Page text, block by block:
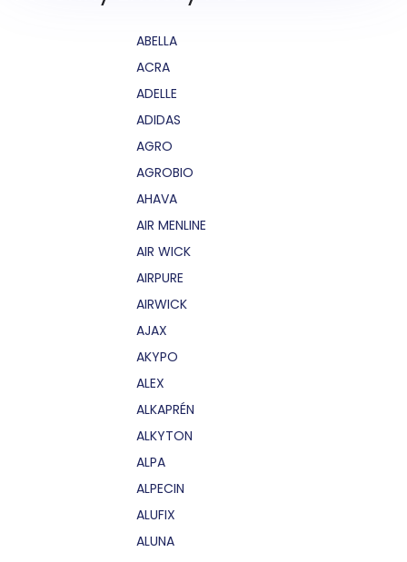
ABELLA
ACRA
ADELLE
ADIDAS
AGRO
AGROBIO
AHAVA
AIR MENLINE
AIR WICK
AIRPURE
AIRWICK
AJAX
AKYPO
ALEX
ALKAPRÉN
ALKYTON
ALPA
ALPECIN
ALUFIX
ALUNA